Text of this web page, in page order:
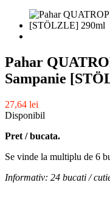
Pahar
Sampanie
27,64 lei
Disponibil
Pret / bucata.
Se vinde la multiplu de 6
Informativ: 24 bucati /